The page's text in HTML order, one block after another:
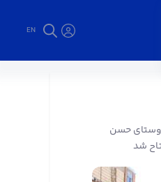
EN
حسن
شد